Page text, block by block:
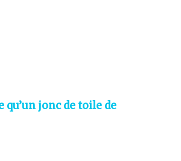
qu’un jonc de toile de